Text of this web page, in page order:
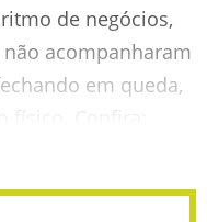
de negócios,
acompanharam
em queda,
físico. Confira: